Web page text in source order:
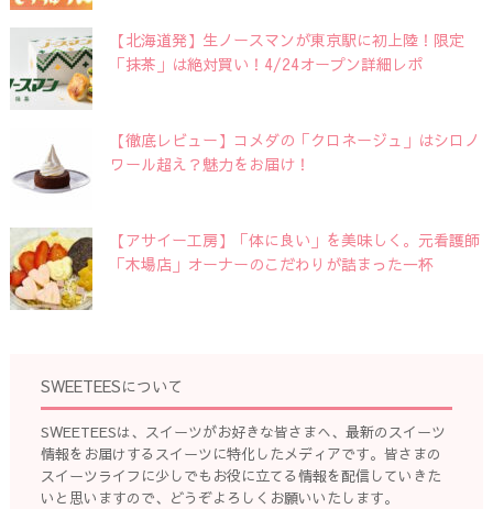
【北海道発】生ノースマンが東京駅に初上陸！限定
「抹茶」は絶対買い！4/24オープン詳細レポ
【徹底レビュー】コメダの「クロネージュ」はシロノ
ワール超え？魅力をお届け！
【アサイー工房】「体に良い」を美味しく。元看護師
「木場店」オーナーのこだわりが詰まった一杯
SWEETEESについて
SWEETEESは、スイーツがお好きな皆さまへ、最新のスイーツ
情報をお届けするスイーツに特化したメディアです。皆さまの
スイーツライフに少しでもお役に立てる情報を配信していきた
いと思いますので、どうぞよろしくお願いいたします。